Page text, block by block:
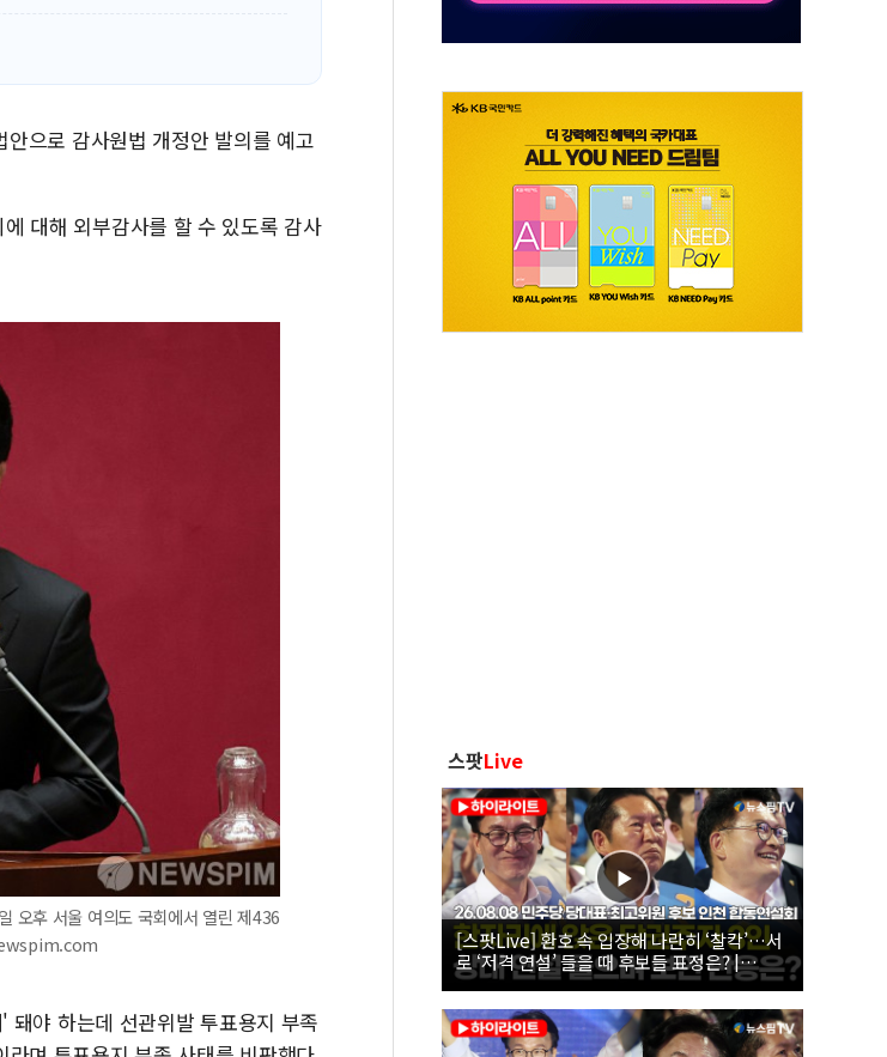
'화합' 꺼낸 김민석에 '뻔뻔' 받아친 정청래…제주 연설서 신경전 고조
으로 감사원법 개정안 발의를 예고
대해 외부감사를 할 수 있도록 감사
오후 서울 여의도 국회에서 열린 제436
야 하는데 선관위발 투표용지 부족
스팟Live
[스팟Live] 환호 속 입장해 나란히 ‘찰칵’…서
로 ‘저격 연설’ 들을 때 후보들 표정은? |
26.08.08 더불어민주당 당대표·최고위원 후
보 인천 합동연설회